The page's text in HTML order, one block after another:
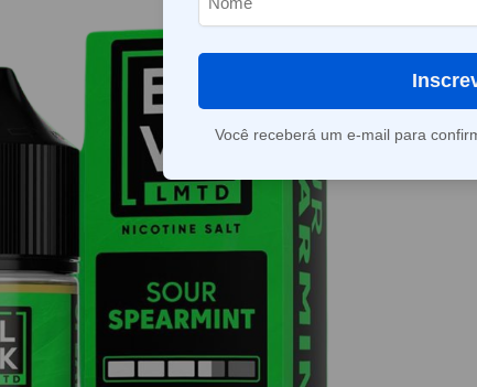
Você receberá um e-mail para